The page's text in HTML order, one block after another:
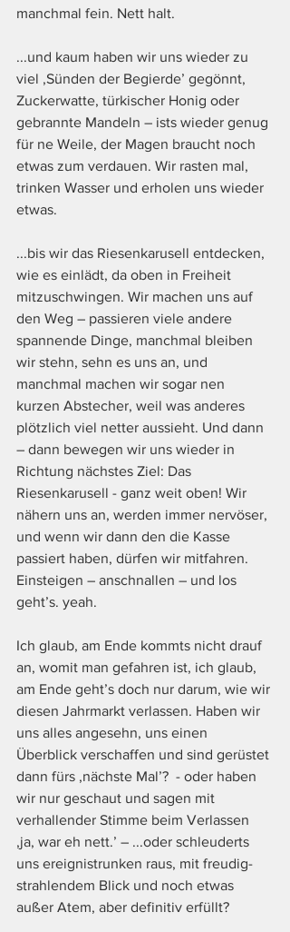
manchmal fein. Nett halt.
...und kaum haben wir uns wieder zu
viel ‚Sünden der Begierde’ gegönnt,
Zuckerwatte, türkischer Honig oder
gebrannte Mandeln – ists wieder genug
für ne Weile, der Magen braucht noch
etwas zum verdauen. Wir rasten mal,
trinken Wasser und erholen uns wieder
etwas.
...bis wir das Riesenkarusell entdecken,
wie es einlädt, da oben in Freiheit
mitzuschwingen. Wir machen uns auf
den Weg – passieren viele andere
spannende Dinge, manchmal bleiben
wir stehn, sehn es uns an, und
manchmal machen wir sogar nen
kurzen Abstecher, weil was anderes
plötzlich viel netter aussieht. Und dann
– dann bewegen wir uns wieder in
Richtung nächstes Ziel: Das
Riesenkarusell - ganz weit oben! Wir
nähern uns an, werden immer nervöser,
und wenn wir dann den die Kasse
passiert haben, dürfen wir mitfahren.
Einsteigen – anschnallen – und los
geht’s. yeah.
Ich glaub, am Ende kommts nicht drauf
an, womit man gefahren ist, ich glaub,
am Ende geht’s doch nur darum, wie wir
diesen Jahrmarkt verlassen. Haben wir
uns alles angesehn, uns einen
Überblick verschaffen und sind gerüstet
dann fürs ‚nächste Mal’?  - oder haben
wir nur geschaut und sagen mit
verhallender Stimme beim Verlassen
‚ja, war eh nett.’ – ...oder schleuderts
uns ereignistrunken raus, mit freudig-
strahlendem Blick und noch etwas
außer Atem, aber definitiv erfüllt?